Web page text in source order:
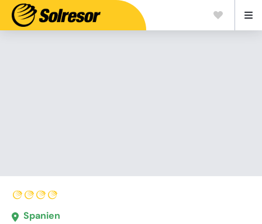
Spanien